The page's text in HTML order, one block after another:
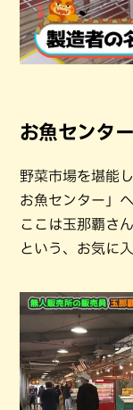
お魚センタ
野菜市場を堪能
お魚センター」へ
ここは玉那覇さ
という、お気に